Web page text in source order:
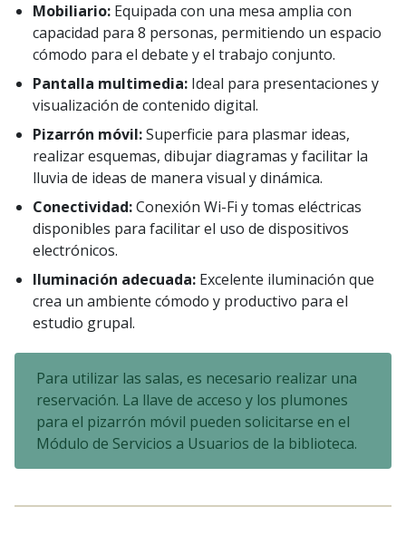
Mobiliario: Equipada con una mesa amplia con
capacidad para 8 personas, permitiendo un espacio
cómodo para el debate y el trabajo conjunto.
Pantalla multimedia: Ideal para presentaciones y
visualización de contenido digital.
Pizarrón móvil:Superficie para plasmar ideas,
realizar esquemas, dibujar diagramas y facilitar la
lluvia de ideas de manera visual y dinámica.
Conectividad:Conexión Wi-Fi y tomas eléctricas
disponibles para facilitar el uso de dispositivos
electrónicos.
Iluminación adecuada: Excelente iluminación que
crea un ambiente cómodo y productivo para el
estudio grupal.
Para utilizar las salas, es necesario realizar una
reservación. La llave de acceso y los plumones
para el pizarrón móvil pueden solicitarse en el
Módulo de Servicios a Usuarios de la biblioteca.